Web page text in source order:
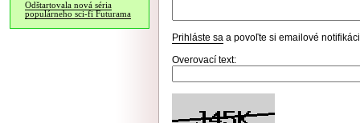
Odštartovala nová séria
populárneho sci-fi Futurama
Prihláste sa a povoľte si emailové
Overovací text: